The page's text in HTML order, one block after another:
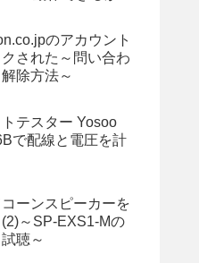
のアカウント
された～問い合わ
除方法～
テスター Yosoo
で配線と電圧を計
ーンスピーカーを
～SP-EXS1-Mの
聴～